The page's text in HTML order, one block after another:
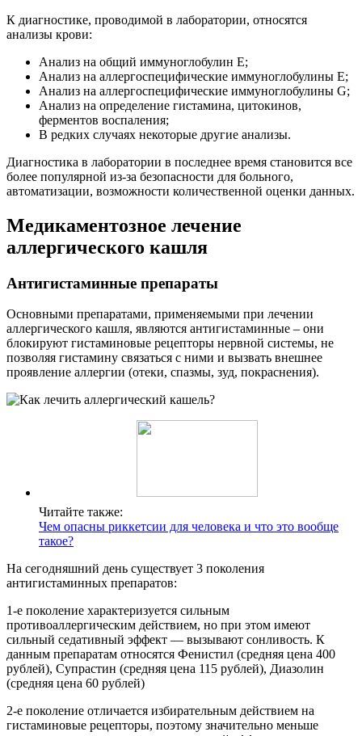
К диагностике, проводимой в лаборатории, относятся
анализы крови:
Анализ на общий иммуноглобулин Е;
Анализ на аллергоспецифические иммуноглобулины Е;
Анализ на аллергоспецифические иммуноглобулины G;
Анализ на определение гистамина, цитокинов,
ферментов воспаления;
В редких случаях некоторые другие анализы.
Диагностика в лаборатории в последнее время становится все
более популярной из-за безопасности для больного,
автоматизации, возможности количественной оценки данных.
Медикаментозное лечение
аллергического кашля
Антигистаминные препараты
Основными препаратами, применяемыми при лечении
аллергического кашля, являются антигистаминные – они
блокируют гистаминовые рецепторы нервной системы, не
позволяя гистамину связаться с ними и вызвать внешнее
проявление аллергии (отеки, спазмы, зуд, покраснения).
Читайте также:
Чем опасны риккетсии для человека и что это вообще
такое?
На сегодняшний день существует 3 поколения
антигистаминных препаратов:
1-е поколение характеризуется сильным
противоаллергическим действием, но при этом имеют
сильный седативный эффект — вызывают сонливость. К
данным препаратам относятся Фенистил (средняя цена 400
рублей), Супрастин (средняя цена 115 рублей), Диазолин
(средняя цена 60 рублей)
2-е поколение отличается избирательным действием на
гистаминовые рецепторы, поэтому значительно меньше